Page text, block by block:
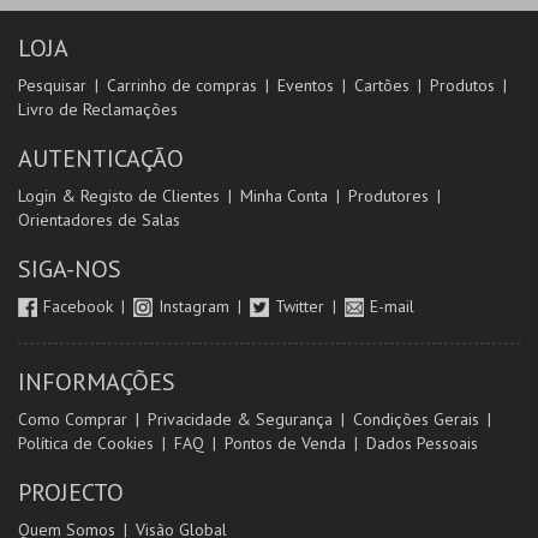
LOJA
Pesquisar Carrinho de compras Eventos Cartões
Produtos
Livro de Reclamações
AUTENTICAÇÃO
Login & Registo de Clientes Minha Conta
Produtores
Orientadores de Salas
SIGA-NOS
Facebook Instagram Twitter E-mail
INFORMAÇÕES
Como Comprar Privacidade & Segurança
Condições Gerais
Política de Cookies
FAQ Pontos de Venda Dados Pessoais
PROJECTO
Quem Somos Visão Global